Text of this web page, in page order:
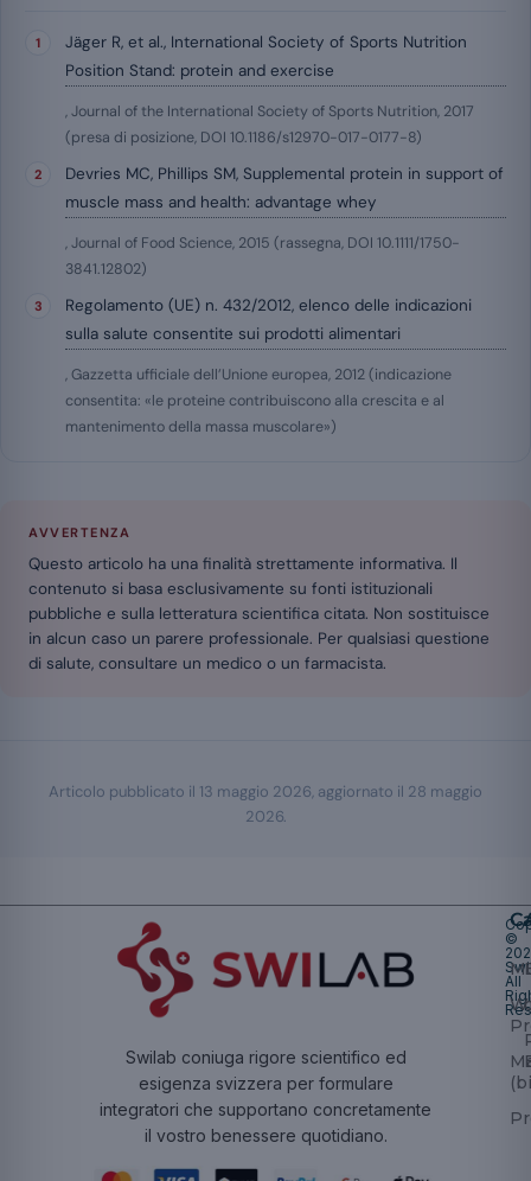
Jäger R, et al., International Society of Sports Nutrition
Position Stand: protein and exercise
, Journal of the International Society of Sports Nutrition, 2017
(presa di posizione, DOI 10.1186/s12970-017-0177-8)
Devries MC, Phillips SM, Supplemental protein in support of
muscle mass and health: advantage whey
, Journal of Food Science, 2015 (rassegna, DOI 10.1111/1750-
3841.12802)
Regolamento (UE) n. 432/2012, elenco delle indicazioni
sulla salute consentite sui prodotti alimentari
, Gazzetta ufficiale dell’Unione europea, 2012 (indicazione
consentita: «le proteine contribuiscono alla crescita e al
mantenimento della massa muscolare»)
AVVERTENZA
Questo articolo ha una finalità strettamente informativa. Il
contenuto si basa esclusivamente su fonti istituzionali
pubbliche e sulla letteratura scientifica citata. Non sostituisce
in alcun caso un parere professionale. Per qualsiasi questione
di salute, consultare un medico o un farmacista.
Articolo pubblicato il 13 maggio 2026, aggiornato il 28 maggio
2026.
Swilab coniuga rigore scientifico ed
esigenza svizzera per formulare
integratori che supportano concretamente
il vostro benessere quotidiano.
©
All